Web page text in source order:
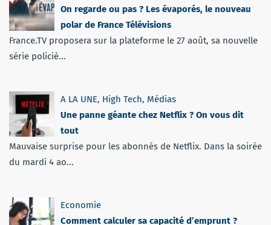
On regarde ou pas ? Les évaporés, le nouveau
polar de France Télévisions
France.TV proposera sur la plateforme le 27 août, sa nouvelle
série policiè...
A LA UNE, High Tech, Médias
Une panne géante chez Netflix ? On vous dit
tout
Mauvaise surprise pour les abonnés de Netflix. Dans la soirée
du mardi 4 ao...
Economie
Comment calculer sa capacité d’emprunt ?